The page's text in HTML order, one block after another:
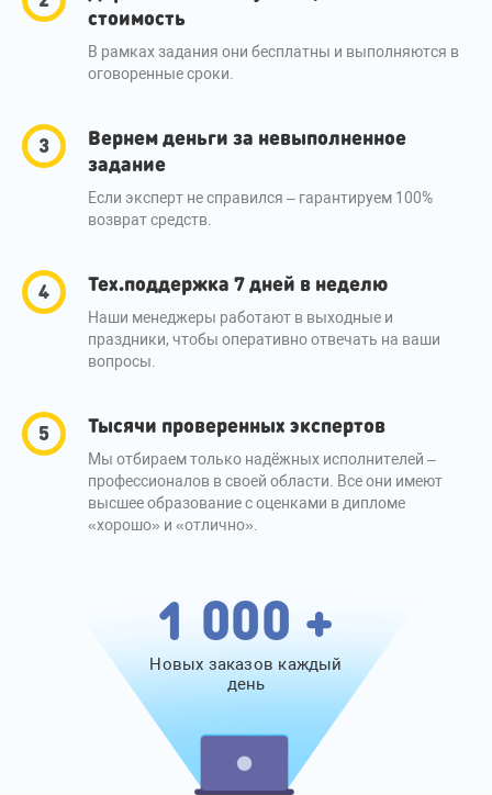
стоимость
В рамках задания они бесплатны и выполняются в
оговоренные сроки.
Вернем деньги за невыполненное
задание
Если эксперт не справился – гарантируем 100%
возврат средств.
Тех.поддержка 7 дней в неделю
Наши менеджеры работают в выходные и
праздники, чтобы оперативно отвечать на ваши
вопросы.
Тысячи проверенных экспертов
Мы отбираем только надёжных исполнителей –
профессионалов в своей области. Все они имеют
высшее образование с оценками в дипломе
«хорошо» и «отлично».
1 000 +
Новых заказов каждый
день